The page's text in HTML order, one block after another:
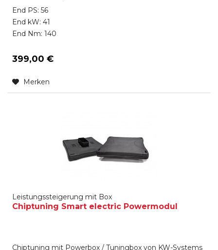
End PS: 56
End kW: 41
End Nm: 140
399,00 €
Merken
Leistungssteigerung mit Box
Chiptuning Smart electric Powermodul
Chiptuning mit Powerbox / Tuningbox von KW-Systems